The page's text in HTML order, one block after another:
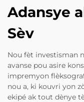
Adansye
Sèv
Nou fèt investisman
avanse pou asire
impremyon
nou a, ki kouvri yon
ekipé ak tout dènye